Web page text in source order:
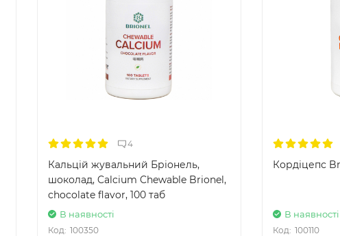
4
Кальцій жувальний Бріонель,
шоколад, Calcium Chewable Brionel,
chocolate flavor, 100 таб
В наявності
Код: 100350
Кордіцепс
В наявності
Код: 100110